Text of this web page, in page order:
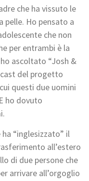
che ha vissuto le
pelle. Ho pensato a
che non
per entrambi è la
ascoltato “Josh &
del progetto
questi due uomini
ho dovuto
“inglesizzato” il
all’estero
di due persone che
arrivare all’orgoglio